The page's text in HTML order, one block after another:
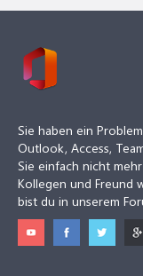
Sie haben ein
Outlook, Access,
Sie einfach nicht
Kollegen und Freund
bist du in unserem